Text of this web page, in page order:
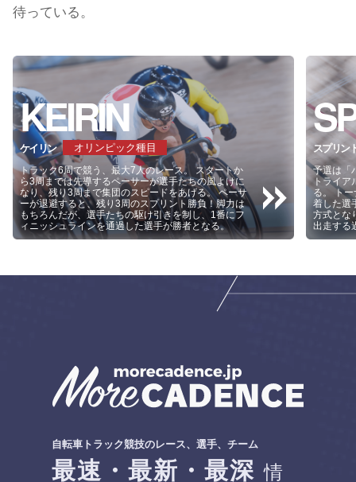
待っている。
KEIRIN
ケイリン オリンピック種目
トラック6周で競う、最大7人のレース。 スタートか
ら3周までは先導するペーサーが選手たちの風よけに
なり、残り3周まで集団のスピードをあげる。 ペーサ
ーが退避すると、残り3周のスプリント勝負！脚力は
もちろんだが、選手たちの駆け引きを制し、1番にフ
ィニッシュラインを通過した選手が勝者となる。
スプリン
予選は「
トライア
る。 ト
着した選
方式とな
出走する
自転車トラック競技のレース、選手、チーム
最速・最新・最深 情